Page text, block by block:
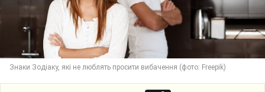
Знаки Зодіаку, які не люблять просити вибачення (фото: Freepik)